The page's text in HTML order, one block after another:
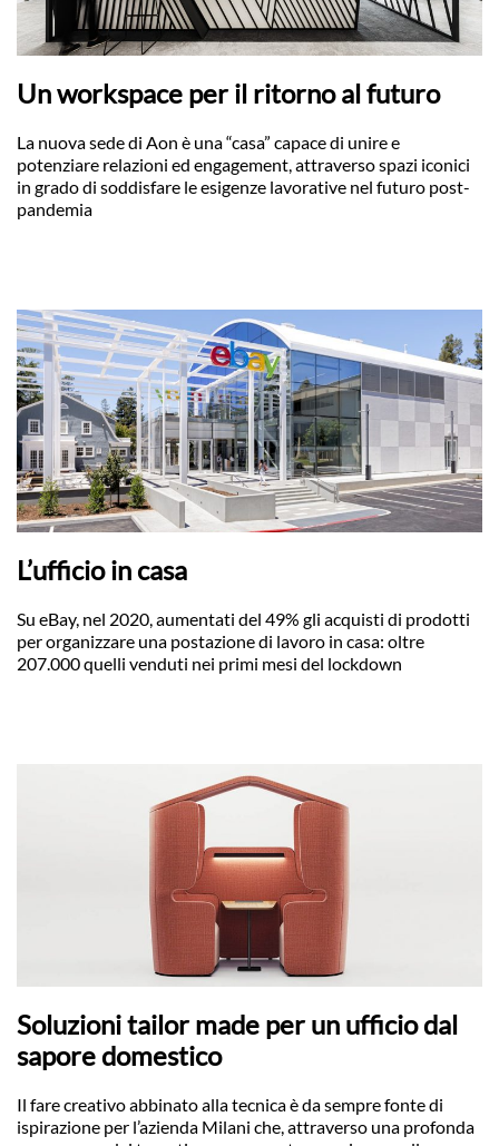
Un workspace per il ritorno al futuro
La nuova sede di Aon è una “casa” capace di unire e
potenziare relazioni ed engagement, attraverso spazi iconici
in grado di soddisfare le esigenze lavorative nel futuro post-
pandemia
L’ufficio in casa
Su eBay, nel 2020, aumentati del 49% gli acquisti di prodotti
per organizzare una postazione di lavoro in casa: oltre
207.000 quelli venduti nei primi mesi del lockdown
Soluzioni tailor made per un ufficio dal
sapore domestico
Il fare creativo abbinato alla tecnica è da sempre fonte di
ispirazione per l’azienda Milani che, attraverso una profonda